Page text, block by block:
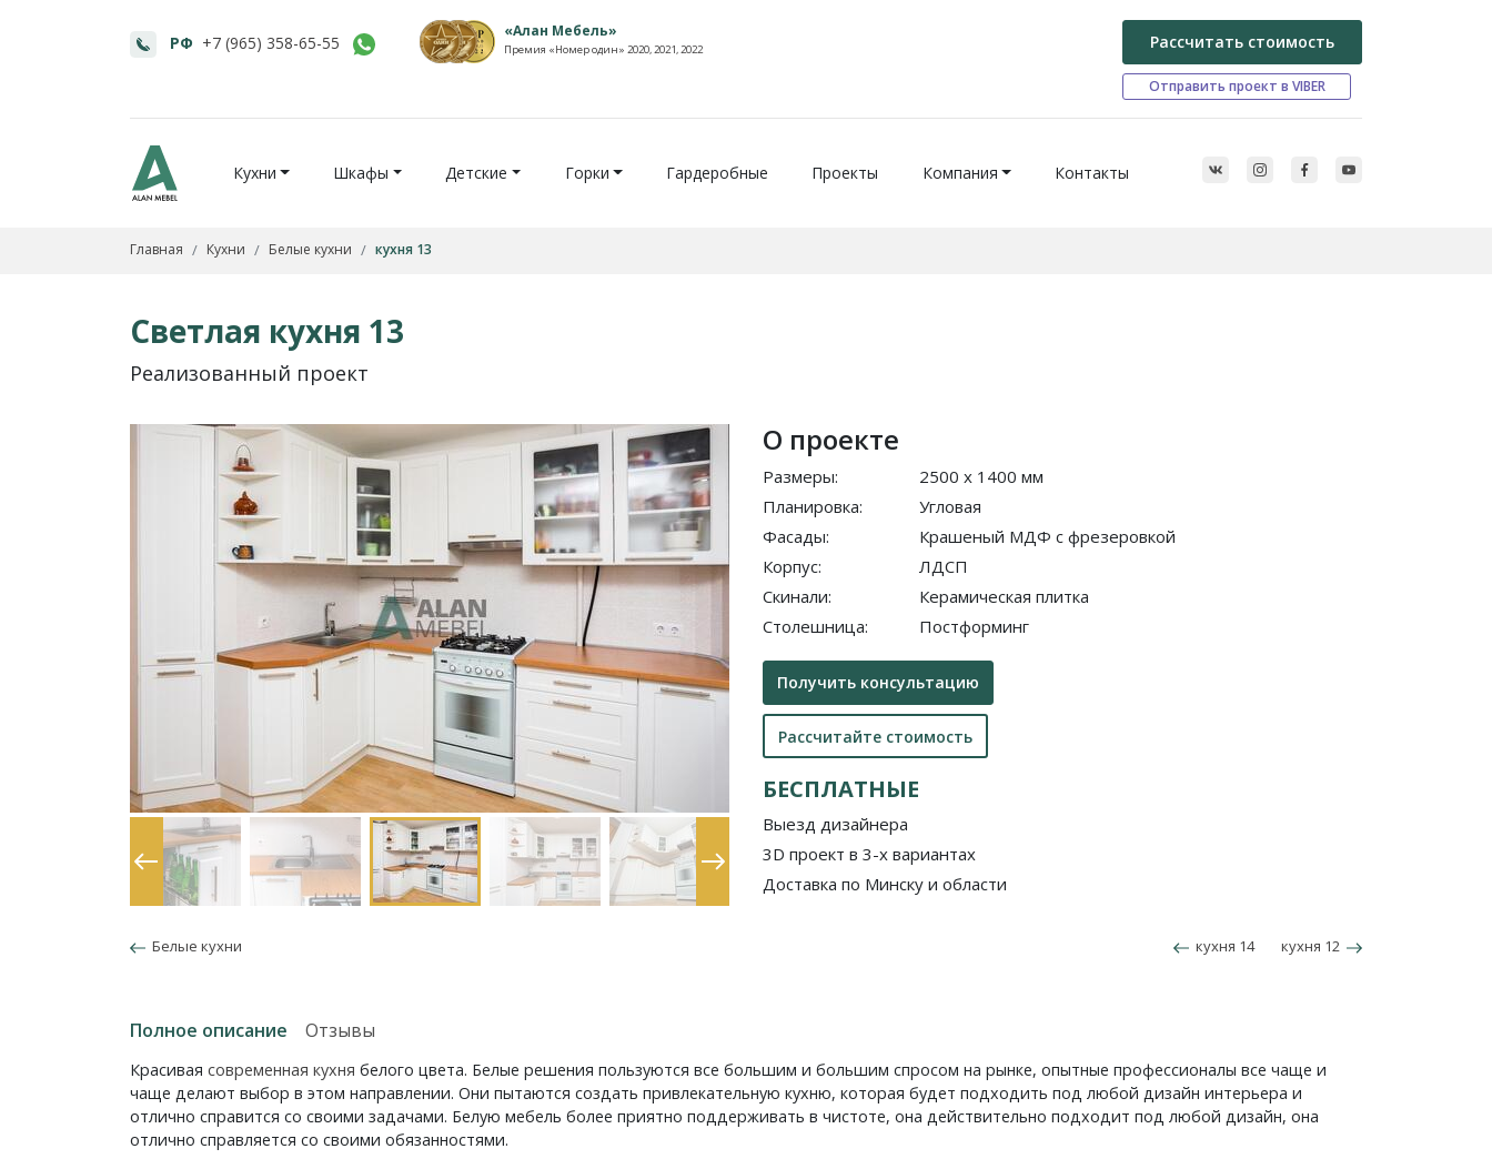
РФ +7 (965) 358-65-55
«Алан Мебель»
Премия «Номер один» 2020, 2021, 2022 Рассчитать стоимость
Отправить проект в VIBER
Кухни Шкафы Детские Горки Гардеробные Проекты Компания Контакты
Главная Кухни Белые кухни кухня 13
Светлая кухня 13
Реализованный проект
О проекте
Размеры:
Планировка:
Фасады:
Корпус:
Скинали:
Столешница:
2500 x 1400 мм
Угловая
Крашеный МДФ с фрезеровкой
ЛДСП
Керамическая плитка
Постформинг
Получить консультацию
Рассчитайте стоимость
БЕСПЛАТНЫЕ
Выезд дизайнера
3D проект в 3-х вариантах
Доставка по Минску и области
Белые кухни кухня 14 кухня 12
Полное описание Отзывы
Красивая современная кухня белого цвета. Белые решения пользуются все большим и большим спросом на рынке, опытные профессионалы все чаще и
чаще делают выбор в этом направлении. Они пытаются создать привлекательную кухню, которая будет подходить под любой дизайн интерьера и
отлично справится со своими задачами. Белую мебель более приятно поддерживать в чистоте, она действительно подходит под любой дизайн, она
отлично справляется со своими обязанностями.